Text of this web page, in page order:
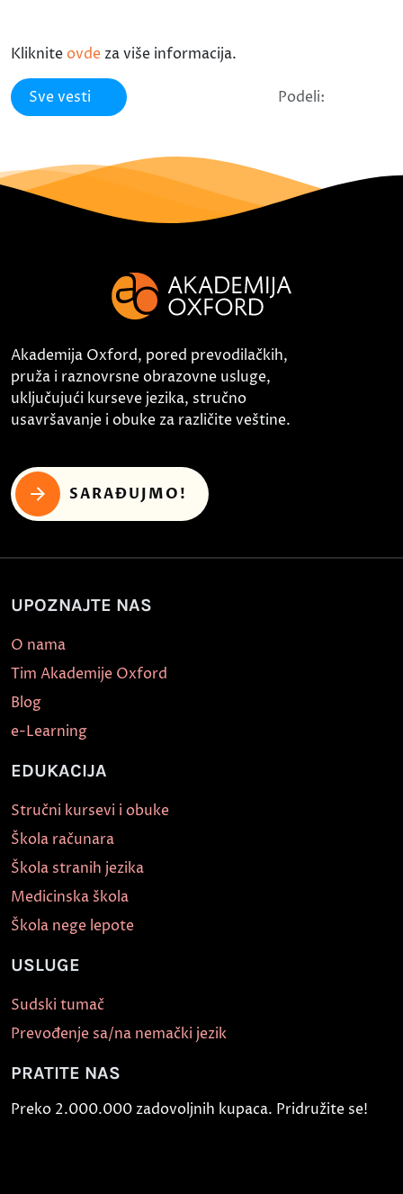
Kliknite ovde za više informacija.
Sve vesti Podeli:
Akademija Oxford, pored prevodilačkih,
pruža i raznovrsne obrazovne usluge,
uključujući kurseve jezika, stručno
usavršavanje i obuke za različite veštine.
SARAĐUJMO!
UPOZNAJTE NAS
O nama
Tim Akademije Oxford
Blog
e-Learning
EDUKACIJA
Stručni kursevi i obuke
Škola računara
Škola stranih jezika
Medicinska škola
Škola nege lepote
USLUGE
Sudski tumač
Prevođenje sa/na nemački jezik
PRATITE NAS
Preko 2.000.000 zadovoljnih kupaca. Pridružite se!